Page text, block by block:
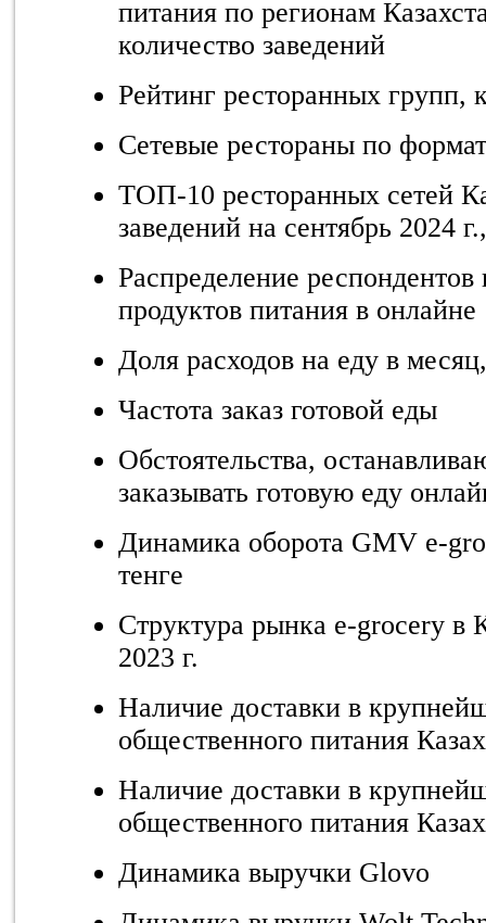
питания по регионам
количество заведений
Рейтинг ресторанных групп,
Сетевые рестораны по
ТОП-10 ресторанных сетей
заведений на сентябрь 2024
Распределение респондентов
продуктов питания в онлайне
Доля расходов на еду в
Частота заказ готовой еды
Обстоятельства,
заказывать готовую еду
Динамика оборота GMV e-
тенге
Структура рынка e-grocery в
2023 г.
Наличие доставки в
общественного питания
Наличие доставки в
общественного питания
Динамика выручки Glovo